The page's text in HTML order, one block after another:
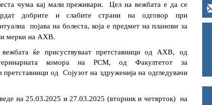
чума кај мали преживари.  Цел на вежбата е да се
добрите и слабите страни на одговор при
појава на болеста, која е предмет на планови за
мерки на АХВ.
ќе присуствуваат претставници од АХВ, од
комора на РСМ, од Факултетот за
од  Сојузот на здруженија на одгледувачи
на 25.03.2025 и 27.03.2025 (вторник и четврток)  на